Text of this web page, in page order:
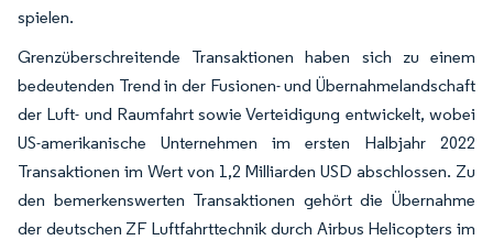
spielen.
Grenzüberschreitende Transaktionen haben sich zu einem
bedeutenden Trend in der Fusionen- und Übernahmelandschaft
der Luft- und Raumfahrt sowie Verteidigung entwickelt, wobei
US-amerikanische Unternehmen im ersten Halbjahr 2022
Transaktionen im Wert von 1,2 Milliarden USD abschlossen. Zu
den bemerkenswerten Transaktionen gehört die Übernahme
der deutschen ZF Luftfahrttechnik durch Airbus Helicopters im